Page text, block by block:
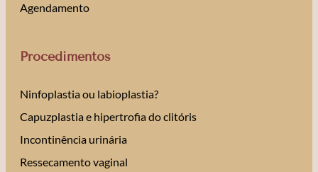
Agendamento
Procedimentos
Ninfoplastia ou labioplastia?
Capuzplastia e hipertrofia do clitóris
Incontinência urinária
Ressecamento vaginal